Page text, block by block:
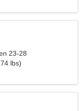
23-28
lbs)